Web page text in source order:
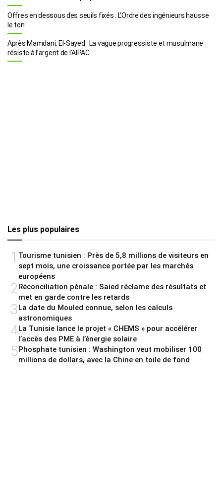
Offres en dessous des seuils fixés : L’Ordre des ingénieurs hausse
le ton
Après Mamdani, El-Sayed : La vague progressiste et musulmane
résiste à l’argent de l’AIPAC
Les plus populaires
1 Tourisme tunisien : Près de 5,8 millions de visiteurs en
sept mois, une croissance portée par les marchés
européens
2Réconciliation pénale : Saied réclame des résultats et
met en garde contre les retards
3La date du Mouled connue, selon les calculs
astronomiques
4La Tunisie lance le projet « CHEMS » pour accélérer
l’accès des PME à l’énergie solaire
5Phosphate tunisien : Washington veut mobiliser 100
millions de dollars, avec la Chine en toile de fond